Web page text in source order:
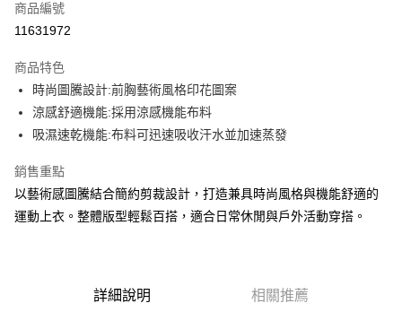
LINE Pay
相關說明
【大哥付你分期使用說明】
1.本服務由台灣大哥大提供，台灣大哥大用戶可立即使用無須另外申請。
2.付款方式選擇「大哥付你分期」，訂單成立後會自動跳轉到大哥付的交易
流程，驗證手機門號後，選擇欲分期的期數、繳款截止日，確認付款後即完
3.實際核准額度、可分期數及費用金額請依後續交易確認頁面所載為準。
4.訂單成立30分鐘內，如未前往確認交易或遇審核未通過，訂單將自動取
消。如遇「轉專審核」未通過狀況，表示未達大哥付你分期系統評分，恕無
法說明評估內容。
2.透過簡訊連結打開帳單後，可選擇「超商條碼／台灣大直營門市／銀行轉
帳／街口支付／iPASS MONEY」等通路繳費。
ATM付款
宅配
每筆NT$100，滿NT$2,500(含以上)免運費
商品編號
11631972
商品特色
時尚圖騰設計:前胸藝術風格印花圖案
涼感舒適機能:採用涼感機能布料
吸濕速乾機能:布料可迅速吸收汗水並加速蒸發
銷售重點
以藝術感圖騰結合簡約剪裁設計，打造兼具時尚風格與機能舒適的
運動上衣。整體版型輕鬆百搭，適合日常休閒與戶外活動穿搭。
詳細說明 相關推薦